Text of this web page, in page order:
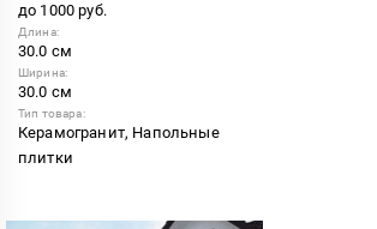
до 1000 руб.
Длина:
30.0 см
Ширина:
30.0 см
Тип товара:
Керамогранит, Напольные
плитки